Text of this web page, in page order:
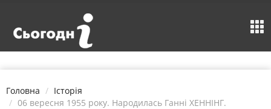
Головна
Історія
06 вересня 1955 року. Народилась Ганні ХЕННІНГ.